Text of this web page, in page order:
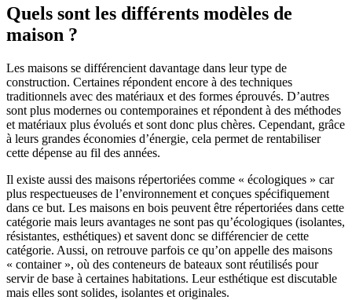
Quels sont les différents modèles de
maison ?
Les maisons se différencient davantage dans leur type de
construction. Certaines répondent encore à des techniques
traditionnels avec des matériaux et des formes éprouvés. D’autres
sont plus modernes ou contemporaines et répondent à des méthodes
et matériaux plus évolués et sont donc plus chères. Cependant, grâce
à leurs grandes économies d’énergie, cela permet de rentabiliser
cette dépense au fil des années.
Il existe aussi des maisons répertoriées comme « écologiques » car
plus respectueuses de l’environnement et conçues spécifiquement
dans ce but. Les maisons en bois peuvent être répertoriées dans cette
catégorie mais leurs avantages ne sont pas qu’écologiques (isolantes,
résistantes, esthétiques) et savent donc se différencier de cette
catégorie. Aussi, on retrouve parfois ce qu’on appelle des maisons
« container », où des conteneurs de bateaux sont réutilisés pour
servir de base à certaines habitations. Leur esthétique est discutable
mais elles sont solides, isolantes et originales.